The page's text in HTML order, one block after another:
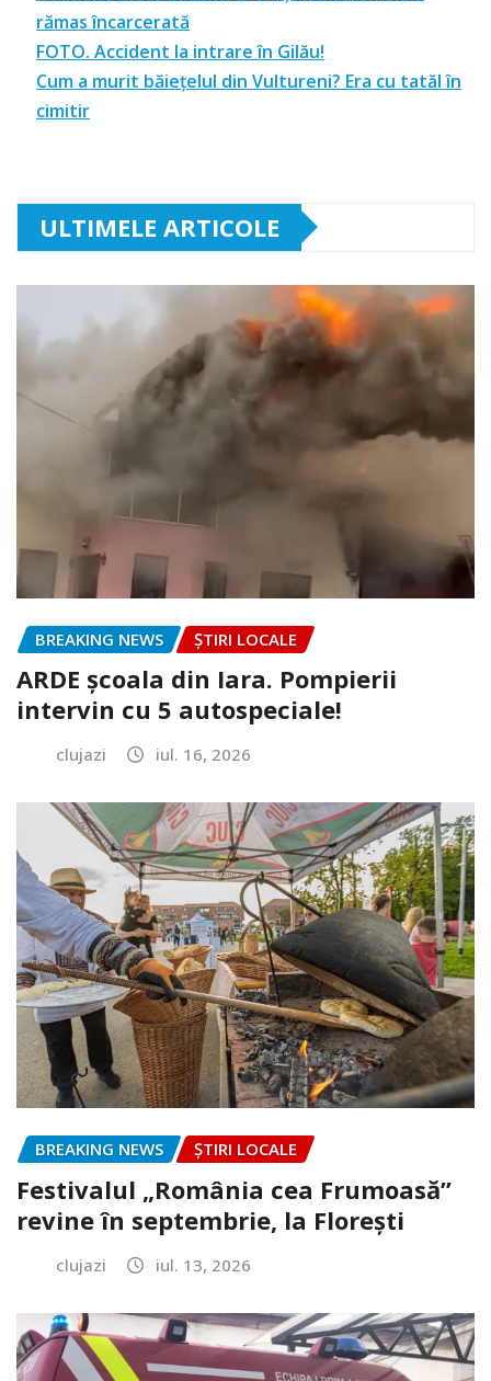
rămas încarcerată
FOTO. Accident la intrare în Gilău!
Cum a murit băiețelul din Vultureni? Era cu tatăl în
cimitir
ULTIMELE ARTICOLE
BREAKING NEWS ȘTIRI LOCALE
ARDE școala din Iara. Pompierii
intervin cu 5 autospeciale!
clujazi iul. 16, 2026
BREAKING NEWS ȘTIRI LOCALE
Festivalul „România cea Frumoasă”
revine în septembrie, la Florești
clujazi iul. 13, 2026